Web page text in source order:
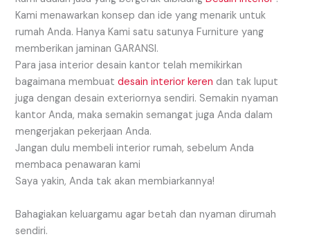
Kami menawarkan konsep dan ide yang menarik untuk
rumah Anda. Hanya Kami satu satunya Furniture yang
memberikan jaminan GARANSI.
Para jasa interior desain kantor telah memikirkan
bagaimana membuatdesain interior keren dan tak luput
juga dengan desain exteriornya sendiri. Semakin nyaman
kantor Anda, maka semakin semangat juga Anda dalam
mengerjakan pekerjaan Anda.
Jangan dulu membeli interior rumah, sebelum Anda
membaca penawaran kami
Saya yakin, Anda tak akan membiarkannya!
Bahagiakan keluargamu agar betah dan nyaman dirumah
sendiri.